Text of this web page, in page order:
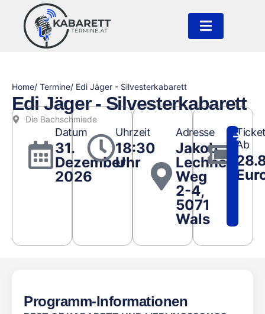
Home/ Termine/ Edi Jäger - Silvesterkabarett
Edi Jäger - Silvesterkabarett
Die Bachschmiede
Datum
31.
Dezember
2026
Uhrzeit
18:30
Uhr
Adresse
Jakob
Lechner
Weg
2-4,
5071
Wals
Ab
Programm-Informationen